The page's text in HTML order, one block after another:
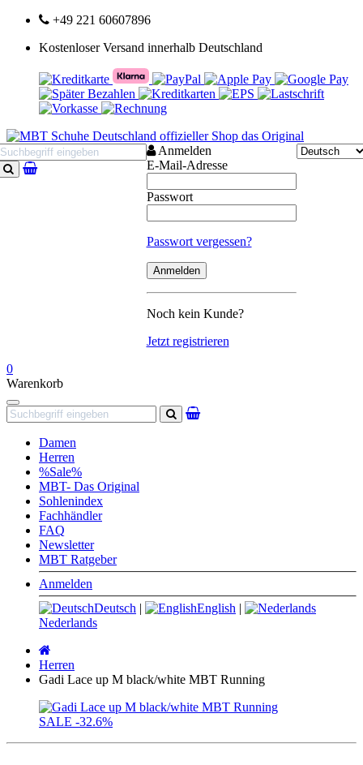
+49 221 60607896
Kostenloser Versand innerhalb Deutschland
Suchen
Anmelden
E-Mail-Adresse
Passwort
Passwort vergessen?
Noch kein Kunde?
Jetzt registrieren
0
Warenkorb
Navigation
Suchen
Damen
Herren
%Sale%
MBT- Das Original
Sohlenindex
Fachhändler
FAQ
Newsletter
MBT Ratgeber
Anmelden
Deutsch | English |
Nederlands
Herren
Gadi Lace up M black/white MBT Running
SALE -32.6%